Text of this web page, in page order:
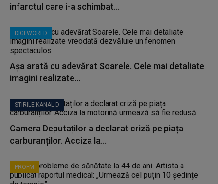
infarctul care i-a schimbat...
DIGI WORLD
Așa arată cu adevărat Soarele. Cele mai detaliate
imagini realizate...
STIRILE KANAL D
Camera Deputaților a declarat criză pe piața
carburanților. Acciza la...
PROFM